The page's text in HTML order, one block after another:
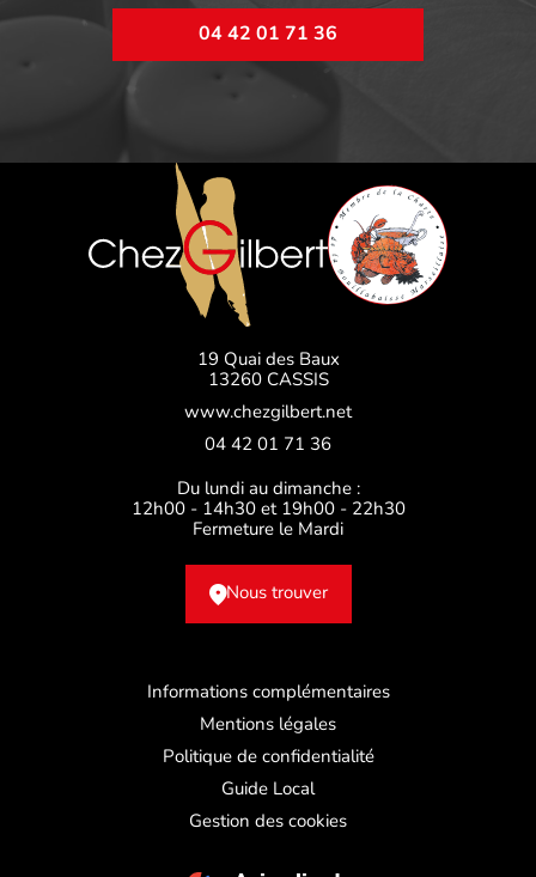
04 42 01 71 36
19 Quai des Baux
13260 CASSIS
www.chezgilbert.net
04 42 01 71 36
Du lundi au dimanche :
12h00 - 14h30 et 19h00 - 22h30
Fermeture le Mardi
Nous trouver
Informations complémentaires
Mentions légales
Politique de confidentialité
Guide Local
Gestion des cookies